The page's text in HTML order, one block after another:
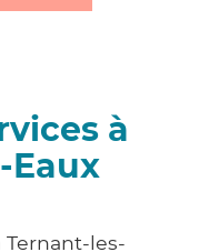
à
Eaux
les-